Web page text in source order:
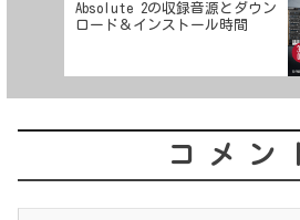
Absolute 2の収録音源とダウン
ロード＆インストール時間
コメン